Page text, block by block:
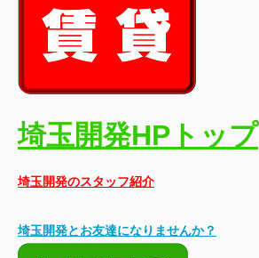
埼玉開発HPトップ
埼玉開発のスタッフ紹介
埼玉開発とお友達になりませんか？